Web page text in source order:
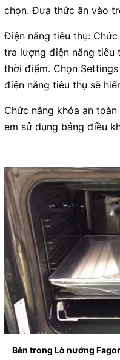
chọn. Đưa thức ăn vào
Điện năng tiêu thụ:
tra lượng điện năng
thời điểm. Chọn
điện năng tiêu thụ sẽ
Chức năng khóa an
em sử dụng bảng điều
Bên trong Lò nướng